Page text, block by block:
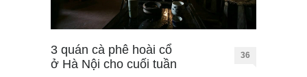
3 quán cà phê hoài cổ
ở Hà Nội cho cuối tuần
36